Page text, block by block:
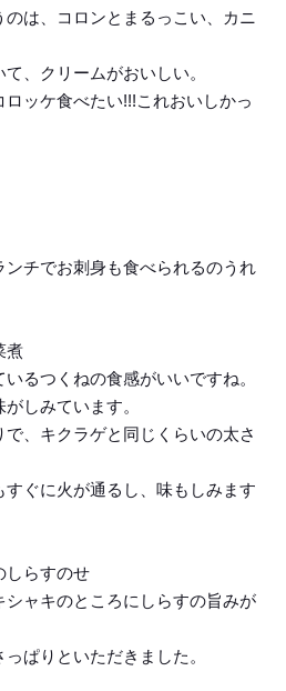
は、コロンとまるっこい、カニ
、クリームがおいしい。
ッケ食べたい!!!これおいしかっ
チでお刺身も食べられるのうれ
煮
るつくねの食感がいいですね。
しみています。
、キクラゲと同じくらいの太さ
ぐに火が通るし、味もしみます
らすのせ
ャキのところにしらすの旨みが
ぱりといただきました。